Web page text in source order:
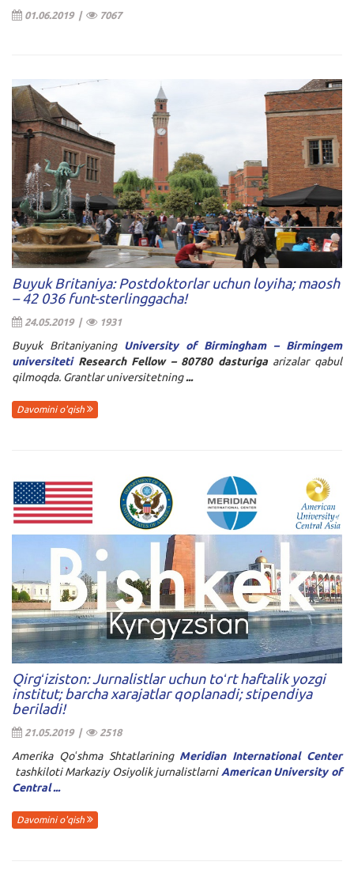
01.06.2019 | 7067
Buyuk Britaniya: Postdoktorlar uchun loyiha; maosh
– 42 036 funt-sterlinggacha!
24.05.2019 | 1931
Buyuk Britaniyaning University of Birmingham – Birmingem
universiteti Research Fellow – 80780 dasturigaarizalar qabul
qilmoqda. Grantlar universitetning...
Davomini o'qish
Qirgʻiziston: Jurnalistlar uchun toʻrt haftalik yozgi
institut; barcha xarajatlar qoplanadi; stipendiya
beriladi!
21.05.2019 | 2518
Amerika Qoʻshma Shtatlarining Meridian International Center
tashkiloti Markaziy Osiyolik jurnalistlarni American University of
Central ...
Davomini o'qish